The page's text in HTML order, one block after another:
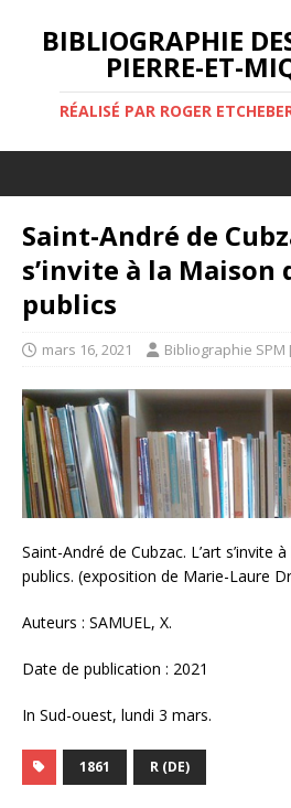
BIBLIOGRAPHIE
PIERRE-ET-
RÉALISÉ PAR ROGER
Saint-André de
s’invite à la Maison
publics
mars 16, 2021 Bibliographie SPM
Saint-André de Cubzac. L’art s’invite
publics. (exposition de Marie-Laure
Auteurs : SAMUEL, X.
Date de publication : 2021
In Sud-ouest, lundi 3 mars.
1861 R (DE)